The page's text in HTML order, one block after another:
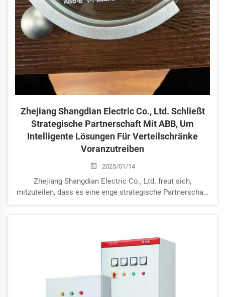
Zhejiang Shangdian Electric Co., Ltd. Schließt
Strategische Partnerschaft Mit ABB, Um
Intelligente Lösungen Für Verteilschränke
Voranzutreiben
2025/01/14
Zhejiang Shangdian Electric Co., Ltd. freut sich,
mitzuteilen, dass es eine enge strategische Partnerschaft
intelligenter Verteilungslösungen konzentrieren...